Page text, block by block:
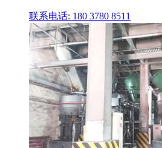
联系电话: 180 3780 8511